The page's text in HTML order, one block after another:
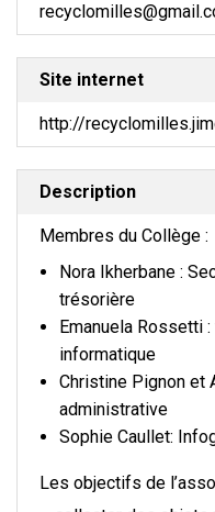
Site internet
http://
Description
Membres du Collège :
Nora Ikherbane :
trésorière
Emanuela Rossetti
informatique
Christine Pignon et
administrative
Sophie Caullet:
Les objectifs de